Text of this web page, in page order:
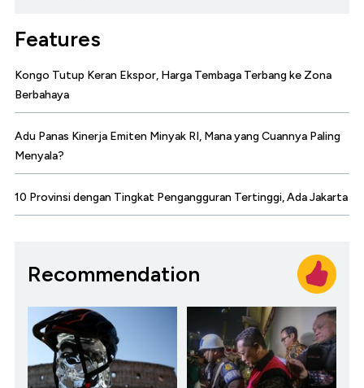
Features
Kongo Tutup Keran Ekspor, Harga Tembaga Terbang ke Zona
Berbahaya
Adu Panas Kinerja Emiten Minyak RI, Mana yang Cuannya Paling
Menyala?
10 Provinsi dengan Tingkat Pengangguran Tertinggi, Ada Jakarta
Recommendation